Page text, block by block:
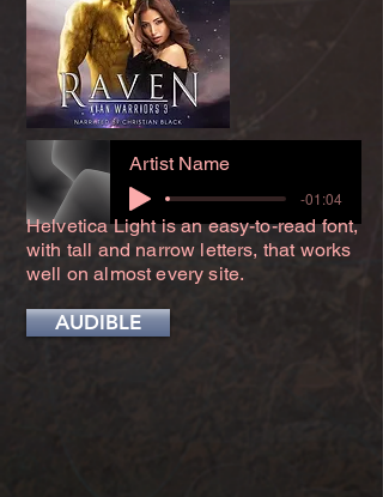
Artist Name
-01:04
Helvetica Light is an easy-to-read font,
with tall and narrow letters, that works
well on almost every site.
AUDIBLE